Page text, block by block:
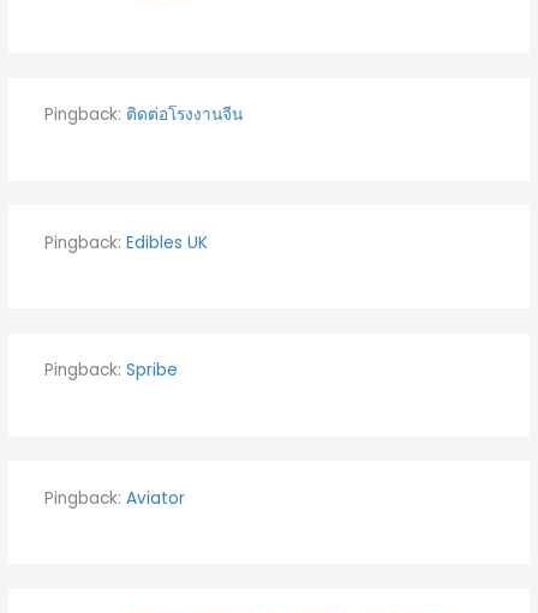
Pingback: ติดต่อโรงงานจีน
Pingback: Edibles UK
Pingback: Spribe
Pingback: Aviator